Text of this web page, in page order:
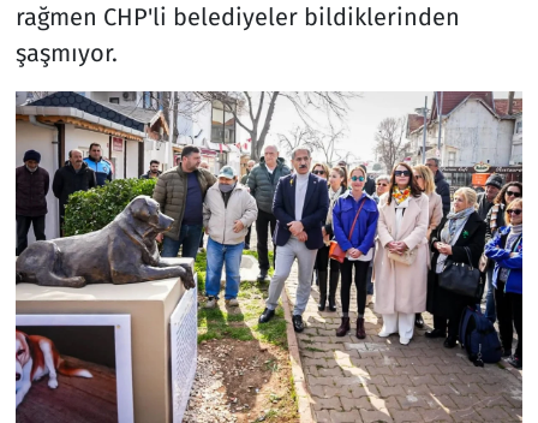
rağmen CHP'li belediyeler bildiklerinden
şaşmıyor.